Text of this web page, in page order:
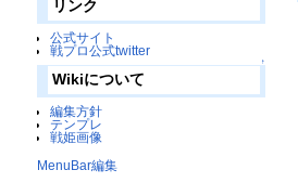
リンク
公式サイト
戦プロ公式twitter
↑
Wikiについて
編集方針
テンプレ
戦姫画像
MenuBar編集